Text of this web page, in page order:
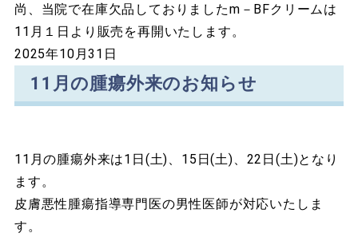
尚、当院で在庫欠品しておりましたm－BFクリームは
11月１日より販売を再開いたします。
2025年10月31日
11月の腫瘍外来のお知らせ
11月の腫瘍外来は1日(土)、15日(土)、22日(土)となり
ます。
皮膚悪性腫瘍指導専門医の男性医師が対応いたしま
す。